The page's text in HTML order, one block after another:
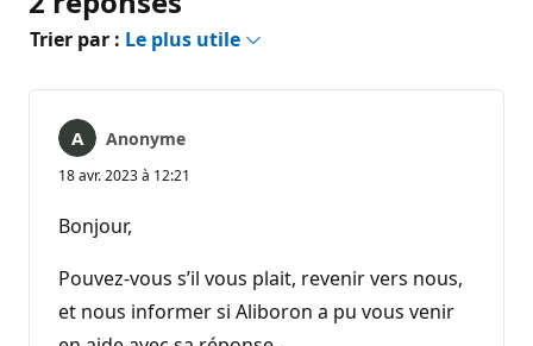
Trier par : Le plus utile
Anonyme
18 avr. 2023 à 12:21
Bonjour,
Pouvez-vous s’il vous plait, revenir vers nous,
et nous informer si Aliboron a pu vous venir